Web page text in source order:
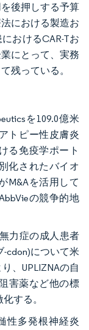
後押しする予算
における製造お
おけるCAR-Tお
にとって、実務
残っている。
を109.0億米
トピー性皮膚炎
る免疫学ポート
化されたバイオ
M&Aを活用して
の競争的地
力症の成人患者
-cdon)について米
、UPLIZNAの自
害薬など他の標
する。
性多発根神経炎